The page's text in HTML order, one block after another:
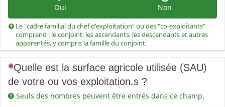
Oui Non
Le "cadre familial du chef d’exploitation" ou des "co-exploitants"
comprend : le conjoint, les ascendants, les descendants et autres
apparentés, y compris la famille du conjoint.
(Cette question est obligatoire)
Quelle est la surface agricole utilisée (SAU)
de votre ou vos exploitation.s ?
Seuls des nombres peuvent être entrés dans ce champ.